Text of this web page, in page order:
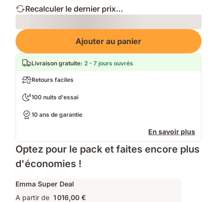
Recalculer le dernier prix...
Loading
Ajouter au panier
Livraison gratuite: 2 - 7 jours ouvrés
Retours faciles
100 nuits d'essai
10 ans de garantie
En savoir plus
Optez pour le pack et faites encore plus
d'économies !
Emma Super Deal
A partir de 1 016,00 €